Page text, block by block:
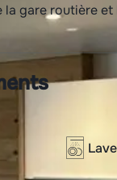
la gare routière